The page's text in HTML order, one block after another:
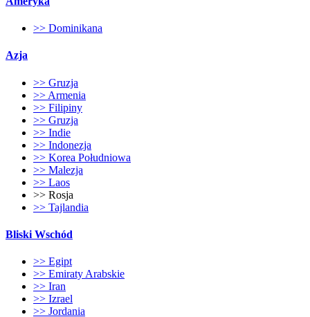
>> Dominikana
Azja
>> Gruzja
>> Armenia
>> Filipiny
>> Gruzja
>> Indie
>> Indonezja
>> Korea Południowa
>> Malezja
>> Laos
>> Rosja
>> Tajlandia
Bliski Wschód
>> Egipt
>> Emiraty Arabskie
>> Iran
>> Izrael
>> Jordania